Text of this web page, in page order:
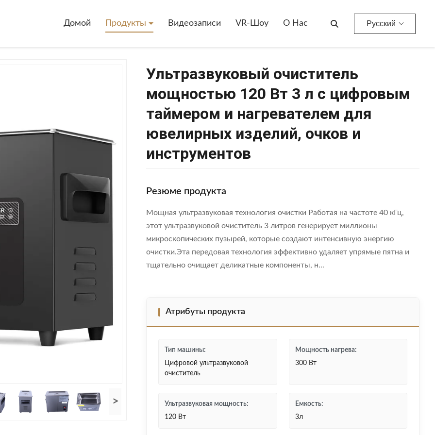
Домой Продукты Видеозаписи VR-Шоу О Нас Русский
>
Ультразвуковый очиститель
мощностью 120 Вт 3 л с цифровым
таймером и нагревателем для
ювелирных изделий, очков и
инструментов
Резюме продукта
Мощная ультразвуковая технология очистки Работая на частоте 40 кГц,
этот ультразвуковой очиститель 3 литров генерирует миллионы
микроскопических пузырей, которые создают интенсивную энергию
очистки.Эта передовая технология эффективно удаляет упрямые пятна и
тщательно очищает деликатные компоненты, н...
Атрибуты продукта
Тип машины:
Цифровой ультразвуковой
очиститель
Мощность нагрева:
300 Вт
Ультразвуковая мощность:
120 Вт
Емкость:
3л